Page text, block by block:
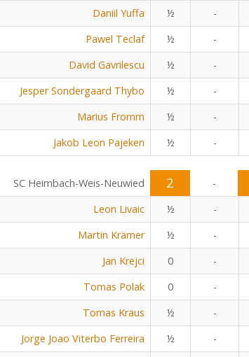
Daniil Yuffa ½ -
Pawel Teclaf ½ -
David Gavrilescu ½ -
Jesper Sondergaard Thybo ½ -
Marius Fromm ½ -
Jakob Leon Pajeken ½ -
SC Heimbach-Weis-Neuwied 2 -
Leon Livaic ½ -
Martin Krämer ½ -
Jan Krejci 0 -
Tomas Polak 0 -
Tomas Kraus ½ -
Jorge Joao Viterbo Ferreira ½ -